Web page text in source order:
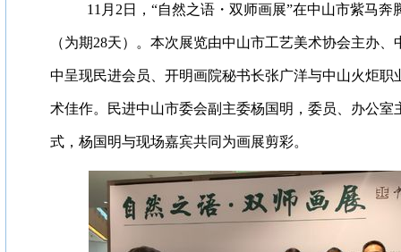
1 1月2日，“自然之语・双师画展”在中山市紫马奔
（为期28天）。本次展览由中山市工艺美术协会主办
中呈现民进会员、开明画院秘书长张广洋与中山火炬职
术佳作。民进中山市委会副主委杨国明，委员、办公室
式，杨国明与现场嘉宾共同为画展剪彩。